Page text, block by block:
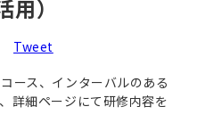
）
Tweet
ース、インターバルのある
詳細ページにて研修内容を